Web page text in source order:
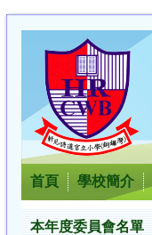
首頁 學校簡介
本年度委員會名單